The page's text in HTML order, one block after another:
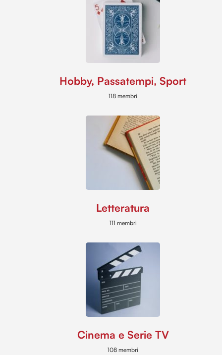
Hobby, Passatempi, Sport
118 membri
Letteratura
111 membri
Cinema e Serie TV
108 membri